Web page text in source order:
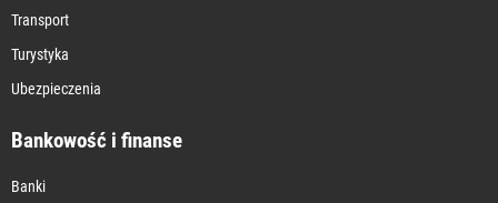
Transport
Turystyka
Ubezpieczenia
Bankowość i finanse
Banki